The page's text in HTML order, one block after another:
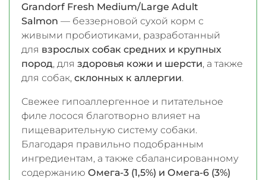
Grandorf Fresh Medium/Large Adult
Salmon — беззерновой сухой корм с
живыми пробиотиками, разработанный
для взрослых собак средних и крупных
пород, для здоровья кожи и шерсти, а также
для собак, склонных к аллергии.
Свежее гипоаллергенное и питательное
филе лосося благотворно влияет на
пищеварительную систему собаки.
Благодаря правильно подобранным
ингредиентам, а также сбалансированному
содержанию Омега-3 (1,5%) и Омега-6 (3%)